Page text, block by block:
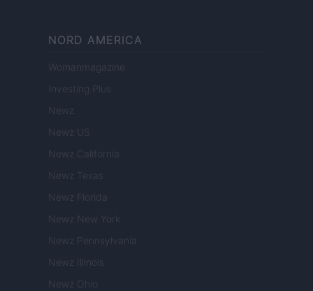
NORD AMERICA
Womanmagazine
Investing Plus
Newz
Newz US
Newz California
Newz Texas
Newz Florida
Newz New York
Newz Pennsylvania
Newz Illinois
Newz Ohio